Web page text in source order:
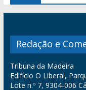
Redação e
Tribuna da Madeira
Edifício O Liberal,
Lote n.º 7, 9304-006